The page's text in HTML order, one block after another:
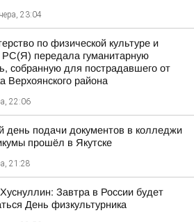
23:04
по физической культуре и
РС(Я) передала гуманитарную
собранную для пострадавшего от
Верхоянского района
22:06
день подачи документов в колледжи
прошёл в Якутске
21:28
Завтра в России будет
День физкультурника